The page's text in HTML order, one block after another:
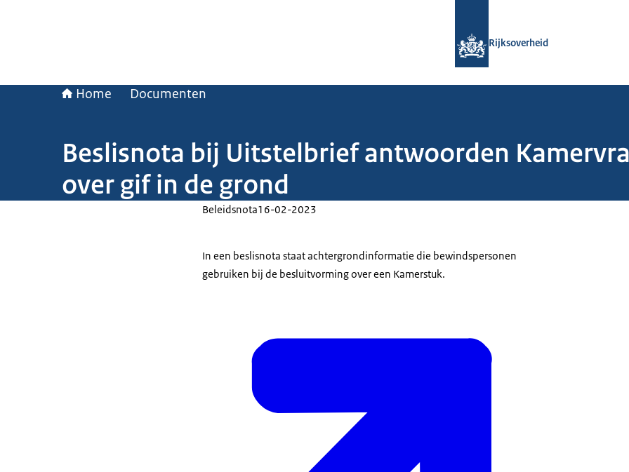
Rijksoverheid
Home Documenten
Beslisnota bij Uitstelbrief antwoorden
over gif in de grond
Beleidsnota16-02-2023
In een beslisnota staat achtergrondinformatie die bewindspersonen
gebruiken bij de besluitvorming over een Kamerstuk.